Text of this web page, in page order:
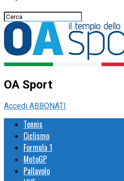
OA Sport
Accedi ABBONATI
Tennis
Ciclismo
Formula 1
MotoGP
Pallavolo